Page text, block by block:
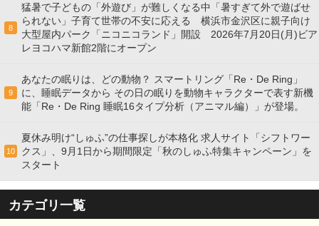
8
猛暑で子どもの「外遊び」が難しくなる中「暑すぎて外で遊ばせ
られない」子育て世帯の不安に応える 横浜市金沢区に親子向け
大型屋内パーク「ニコニコランド」開設 2026年7月20日(月)ビア
レヨコハマ新館2階にオープン
9
あなたの眠りは、どの動物？ スマートリング「Re・De Ring」
に、睡眠データから その日の眠りを動物キャラクターで表す新機
能「Re・De Ring 睡眠16タイプ分析（アニマル編）」が登場。
10
夏休み明け“しゅふ”の仕事探しが本格化 求人サイト「シフトワー
クス」、9月1日から期間限定「秋のしゅふ特集キャンペーン」を
スタート
カテゴリ一覧